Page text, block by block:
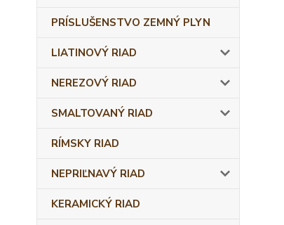
PRÍSLUŠENSTVO ZEMNÝ PLYN
LIATINOVÝ RIAD
NEREZOVÝ RIAD
SMALTOVANÝ RIAD
RÍMSKY RIAD
NEPRIĽNAVÝ RIAD
KERAMICKÝ RIAD